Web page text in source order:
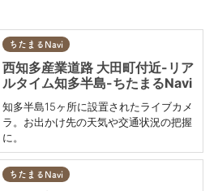
ちたまるNavi
西知多産業道路 大田町付近-リア
ルタイム知多半島-ちたまるNavi
知多半島15ヶ所に設置されたライブカメ
ラ。お出かけ先の天気や交通状況の把握
に。
ちたまるNavi